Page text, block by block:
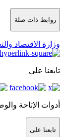
روابط ذات صلة
وزارة الاقتصاد
تابعنا على
أدوات الإتاحة
تابعنا على